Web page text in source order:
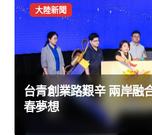
大陸新聞
台青創業路艱辛 兩岸融
春夢想